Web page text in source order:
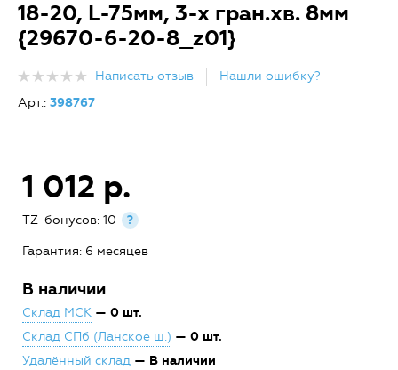
18-20, L-75мм, 3-х гран.хв. 8мм
{29670-6-20-8_z01}
Написать отзыв
Нашли ошибку?
Арт.: 398767
1 012 р.
TZ-бонусов: 10 ?
Гарантия: 6 месяцев
В наличии
Склад МСК — 0 шт.
Склад СПб (Ланское ш.) — 0 шт.
Удалённый склад — В наличии